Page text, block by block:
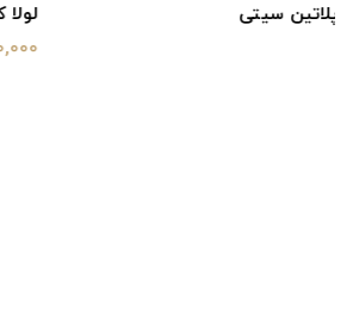
لولا کاپوت بسترن b30 اصلی شرکتی پلاتین سیتی